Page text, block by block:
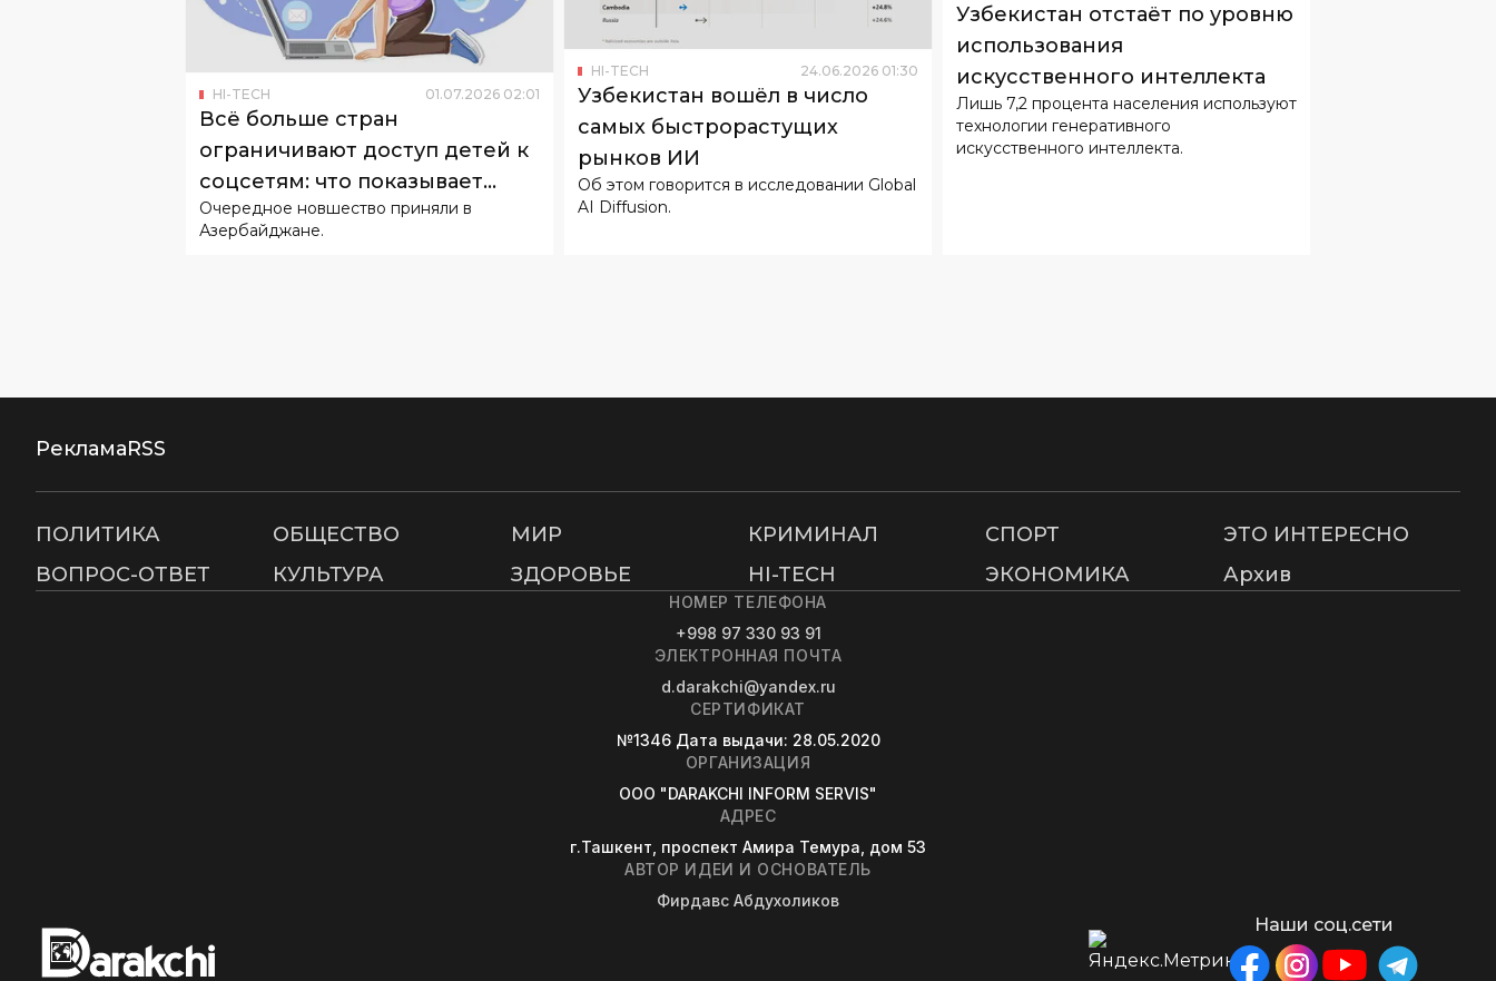
HI-TECH 01.07.2026 02:01
Всё больше стран
ограничивают доступ детей к
соцсетям: что показывает
первый опыт?
Очередное новшество приняли в
Азербайджане.
HI-TECH 24.06.2026 01:30
Узбекистан вошёл в число
самых быстрорастущих
рынков ИИ
Об этом говорится в исследовании Global
AI Diffusion.
Узбекистан отстаёт по уровню
использования
искусственного интеллекта
Лишь 7,2 процента населения используют
технологии генеративного
искусственного интеллекта.
РекламаRSS
ПОЛИТИКА ОБЩЕСТВО МИР КРИМИНАЛ СПОРТ
ЭТО ИНТЕРЕСНО
ВОПРОС-ОТВЕТ
КУЛЬТУРА ЗДОРОВЬЕ HI-TECH ЭКОНОМИКА Архив
НОМЕР ТЕЛЕФОНА
+998 97 330 93 91
ЭЛЕКТРОННАЯ ПОЧТА
d.darakchi@yandex.ru
СЕРТИФИКАТ
№1346 Дата выдачи: 28.05.2020
ОРГАНИЗАЦИЯ
OOO "DARAKCHI INFORM SERVIS"
АДРЕС
г.Ташкент, проспект Амира Темура, дом 53
АВТОР ИДЕИ И ОСНОВАТЕЛЬ
Фирдавс Абдухоликов
Наши соц.сети